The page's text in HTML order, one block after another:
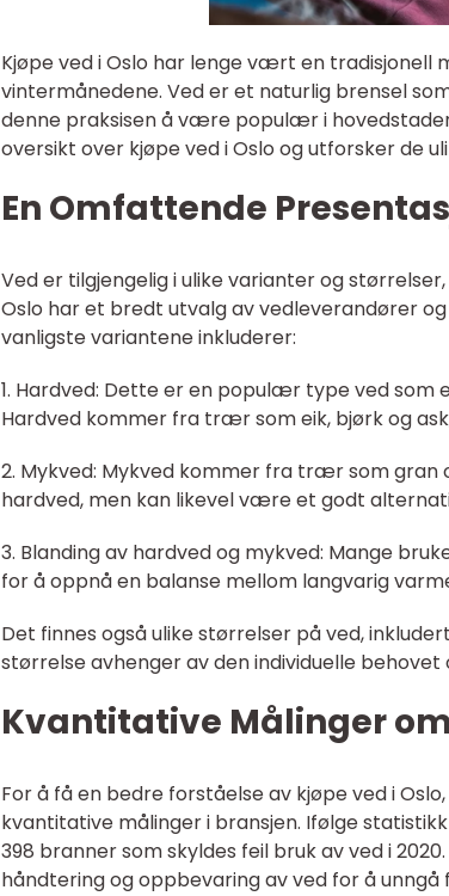
Kjøpe ved i Oslo har lenge vært en tradisjonell
vintermånedene. Ved er et naturlig brensel
denne praksisen å være populær i
oversikt over kjøpe ved i Oslo og utforsker de
En Omfattende
Ved er tilgjengelig i ulike varianter og
Oslo har et bredt utvalg av vedleverandører
vanligste variantene inkluderer:
1. Hardved: Dette er en populær type ved som
Hardved kommer fra trær som eik, bjørk og
2. Mykved: Mykved kommer fra trær som gran
hardved, men kan likevel være et godt
3. Blanding av hardved og mykved: Mange
for å oppnå en balanse mellom langvarig
Det finnes også ulike størrelser på ved,
størrelse avhenger av den individuelle
Kvantitative Målinger om
For å få en bedre forståelse av kjøpe ved i
kvantitative målinger i bransjen. Ifølge
398 branner som skyldes feil bruk av ved i
håndtering og oppbevaring av ved for å unngå